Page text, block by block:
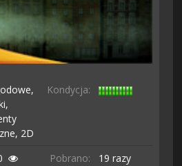
2D
Kondycja:
Pobrano:
19 razy